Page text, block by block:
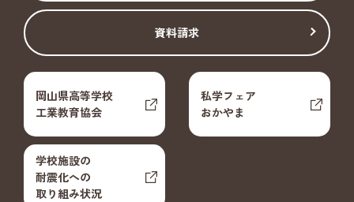
資料請求
岡山県高等学校
工業教育協会
私学フェア
おかやま
学校施設の
耐震化への
取り組み状況